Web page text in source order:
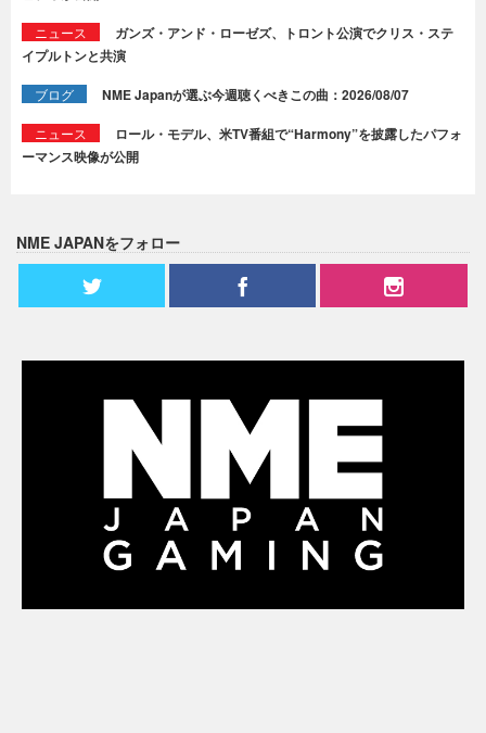
ニュース
ガンズ・アンド・ローゼズ、トロント公演でクリス・ステ
イプルトンと共演
ブログ NME Japanが選ぶ今週聴くべきこの曲：2026/08/07
ニュース
ロール・モデル、米TV番組で“Harmony”を披露したパフォ
ーマンス映像が公開
NME JAPANをフォロー